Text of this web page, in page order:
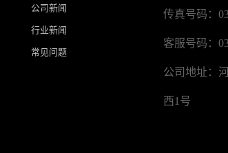
公司新闻
行业新闻
常见问题
传真号码：
客服号码：
公司地址：
西1号